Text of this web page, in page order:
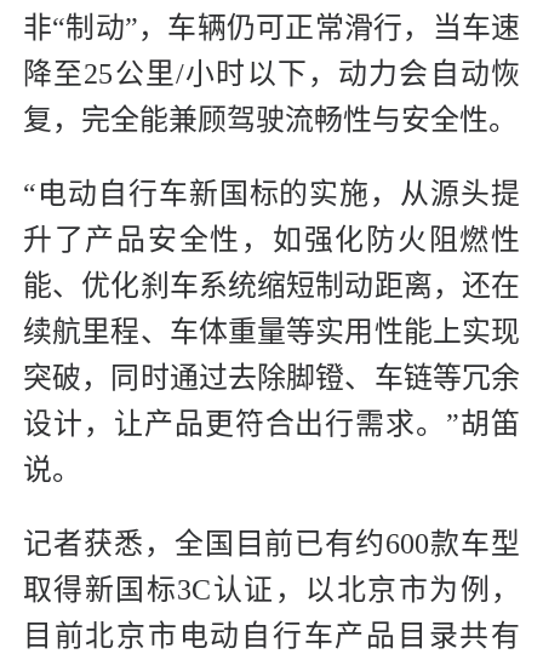
非“制动”，车辆仍可正常滑行，当车速
降至25公里/小时以下，动力会自动恢
复，完全能兼顾驾驶流畅性与安全性。
“电动自行车新国标的实施，从源头提
升了产品安全性，如强化防火阻燃性
能、优化刹车系统缩短制动距离，还在
续航里程、车体重量等实用性能上实现
突破，同时通过去除脚镫、车链等冗余
设计，让产品更符合出行需求。”胡笛
说。
记者获悉，全国目前已有约600款车型
取得新国标3C认证，以北京市为例，
目前北京市电动自行车产品目录共有